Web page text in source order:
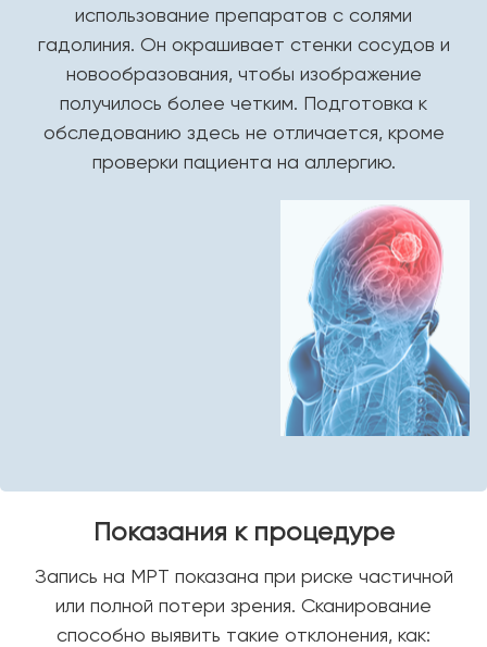
использование препаратов с солями
гадолиния. Он окрашивает стенки сосудов и
новообразования, чтобы изображение
получилось более четким. Подготовка к
обследованию здесь не отличается, кроме
проверки пациента на аллергию.
Показания к процедуре
Запись на МРТ показана при риске частичной
или полной потери зрения. Сканирование
способно выявить такие отклонения, как: